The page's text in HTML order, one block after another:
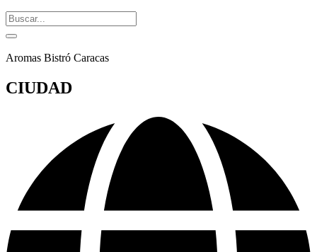
Aromas Bistró Caracas
CIUDAD